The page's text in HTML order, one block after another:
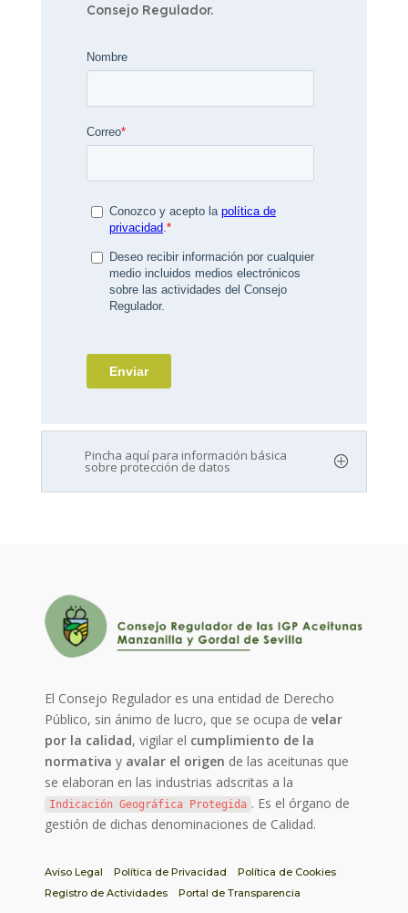
Consejo Regulador.
Pincha aquí para información básica
sobre protección de datos
El Consejo Regulador es una entidad de Derecho
Público, sin ánimo de lucro, que se ocupa develar
por la calidad, vigilar el cumplimiento de la
normativa y avalar el origen de las aceitunas que
se elaboran en las industrias adscritas a la
Indicación Geográfica Protegida . Es el órgano de
gestión de dichas denominaciones de Calidad.
Aviso Legal Política de Privacidad
Política de Cookies
Registro de Actividades
Portal de Transparencia